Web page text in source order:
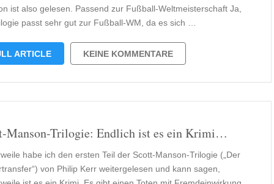
ist also gelesen. Passend zur Fußball-Weltmeisterschaft Ja,
passt sehr gut zur Fußball-WM, da es sich …
ARTICLE KEINE KOMMENTARE
Manson-Trilogie: Endlich ist es ein Krimi…
habe ich den ersten Teil der Scott-Manson-Trilogie („Der
von Philip Kerr weitergelesen und kann sagen,